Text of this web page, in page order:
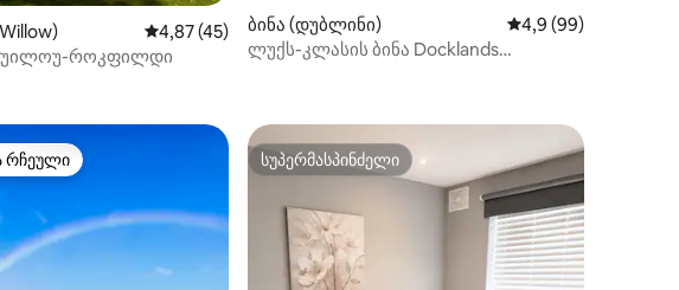
106 მიმოხილვა
საშუალო შეფასებაა 5‑დან 4,87, 45 მიმოხილვა
4,87 (45)
როკფილდი
ბინა (დუბლინი) საშუალო
4,9 (99)
ლუქს-კლასის ბინა Docklands
მოწინავე ვარიანტი
რჩეული სუპერმასპინძელი
სუპერმასპინძელი